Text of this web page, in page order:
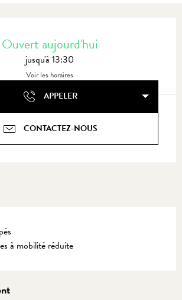
Ouvert aujourd'hui
jusqu'à 13:30
Voir les horaires
APPELER
CONTACTEZ-NOUS
à mobilité réduite